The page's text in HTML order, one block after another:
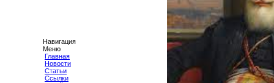
Навигация
Меню
Главная
Новости
Статьи
Ссылки